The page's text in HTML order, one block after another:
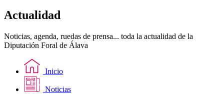
Actualidad
Noticias, agenda, ruedas de prensa... toda la actualidad de la
Diputación Foral de Álava
Inicio
Noticias